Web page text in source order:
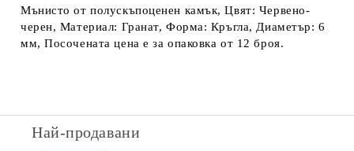
Мънисто от полускъпоценен камък, Цвят: Червено-
черен, Материал: Гранат, Форма: Кръгла, Диаметър: 6
мм, Посочената цена е за опаковка от 12 броя.
Най-продавани